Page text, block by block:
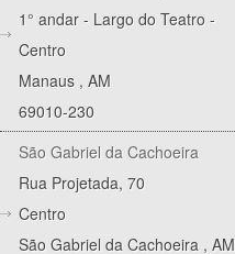
1° andar - Largo do Teatro -
Centro
Manaus , AM
69010-230
São Gabriel da Cachoeira
Rua Projetada, 70
Centro
São Gabriel da Cachoeira , AM